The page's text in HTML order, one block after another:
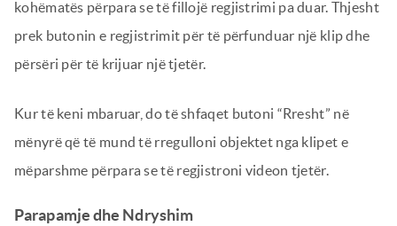
kohëmatës përpara se të fillojë regjistrimi pa duar. Thjesht
prek butonin e regjistrimit për të përfunduar një klip dhe
përsëri për të krijuar një tjetër.
Kur të keni mbaruar, do të shfaqet butoni “Rresht” në
mënyrë që të mund të rregulloni objektet nga klipet e
mëparshme përpara se të regjistroni videon tjetër.
Parapamje dhe Ndryshim